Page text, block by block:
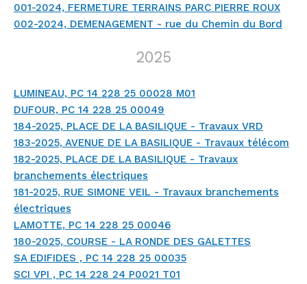
001-2024, FERMETURE TERRAINS PARC PIERRE ROUX
002-2024, DEMENAGEMENT - rue du Chemin du Bord
2025
LUMINEAU, PC 14 228 25 00028 M01
DUFOUR, PC 14 228 25 00049
184-2025, PLACE DE LA BASILIQUE - Travaux VRD
183-2025, AVENUE DE LA BASILIQUE - Travaux télécom
182-2025, PLACE DE LA BASILIQUE - Travaux
branchements électriques
181-2025, RUE SIMONE VEIL - Travaux branchements
électriques
LAMOTTE, PC 14 228 25 00046
180-2025, COURSE - LA RONDE DES GALETTES
SA EDIFIDES , PC 14 228 25 00035
SCI VPI , PC 14 228 24 P0021 T01